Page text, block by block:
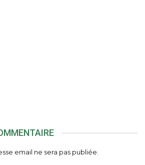
email ne sera pas publiée.